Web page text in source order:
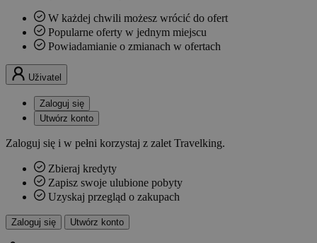
W każdej chwili możesz wrócić do ofert
Popularne oferty w jednym miejscu
Powiadamianie o zmianach w ofertach
Uživatel
Zaloguj się
Utwórz konto
Zaloguj się i w pełni korzystaj z zalet Travelking.
Zbieraj kredyty
Zapisz swoje ulubione pobyty
Uzyskaj przegląd o zakupach
Zaloguj się Utwórz konto